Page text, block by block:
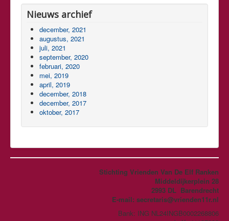
Nieuws archief
december, 2021
augustus, 2021
juli, 2021
september, 2020
februari, 2020
mei, 2019
april, 2019
december, 2018
december, 2017
oktober, 2017
Stichting Vrienden Van De Elf Ranken
Middeldijkerplein 28
2993 DL Barendrecht
E-mail: secretaris@vrienden11r.nl
Bank: ING NL24INGB0002268806